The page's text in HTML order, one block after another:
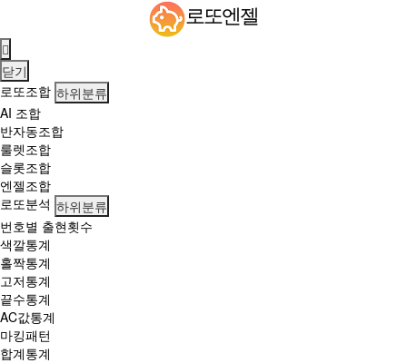
당
첨
번
호
'6
·
7
·
2
7
·
2
9
·
3
8
·
4
로또엔젤
닫기
로또조합 하위분류
AI 조합
반자동조합
룰렛조합
슬롯조합
엔젤조합
로또분석 하위분류
번호별 출현횟수
색깔통계
홀짝통계
고저통계
끝수통계
AC값통계
마킹패턴
합계통계